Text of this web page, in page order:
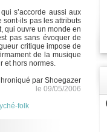
s’accorde aussi aux
sont-ils pas les attributs
qui ouvre un monde en
pas sans évoquer de
critique impose de
de la musique
et hors normes.
par Shoegazer
le 09/05/2006
folk